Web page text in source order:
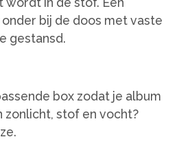
bij de doos met vaste
gestansd.
box zodat je album
stof en vocht?